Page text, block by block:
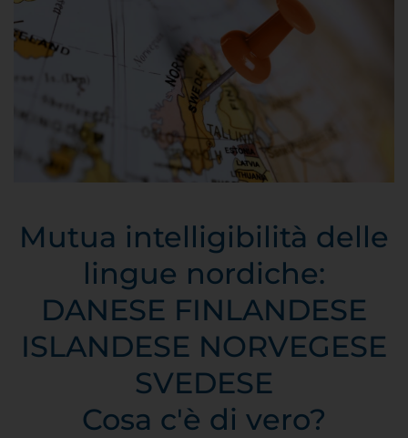
Mutua intelligibilità delle
lingue nordiche:
DANESE FINLANDESE
ISLANDESE NORVEGESE
SVEDESE
Cosa c'è di vero?